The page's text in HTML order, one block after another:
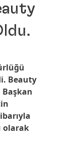
Beauty
Başkan
olarak